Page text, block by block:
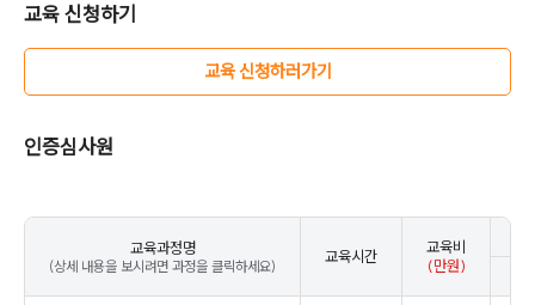
교육 신청하기
교육 신청하러가기
인증심사원
교육과정명
(상세 내용을 보시려면 과정을 클릭하세요)
교육시간
교육비
(만원)